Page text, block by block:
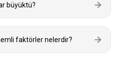
büyüktü?
faktörler nelerdir?